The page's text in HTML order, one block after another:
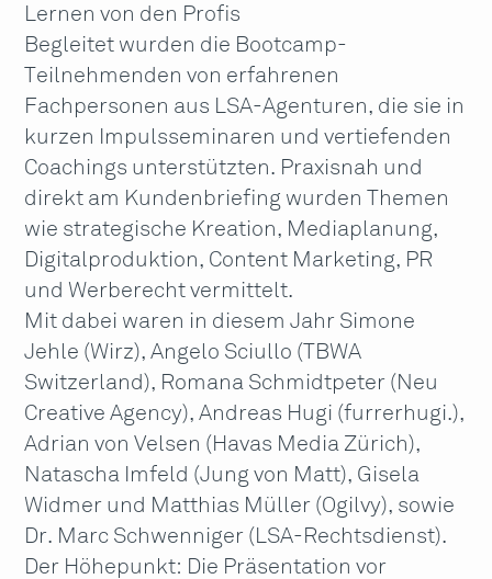
Lernen von den Profis
Begleitet wurden die Bootcamp-
Teilnehmenden von erfahrenen
Fachpersonen aus LSA-Agenturen, die sie in
kurzen Impulsseminaren und vertiefenden
Coachings unterstützten. Praxisnah und
direkt am Kundenbriefing wurden Themen
wie strategische Kreation, Mediaplanung,
Digitalproduktion, Content Marketing, PR
und Werberecht vermittelt.
Mit dabei waren in diesem Jahr Simone
Jehle (Wirz), Angelo Sciullo (TBWA
Switzerland), Romana Schmidtpeter (Neu
Creative Agency), Andreas Hugi (furrerhugi.),
Adrian von Velsen (Havas Media Zürich),
Natascha Imfeld (Jung von Matt), Gisela
Widmer und Matthias Müller (Ogilvy), sowie
Dr. Marc Schwenniger (LSA-Rechtsdienst).
Der Höhepunkt: Die Präsentation vor